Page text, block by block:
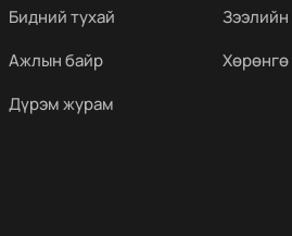
Бидний тухай
Ажлын байр
Дүрэм журам
Зээлийн